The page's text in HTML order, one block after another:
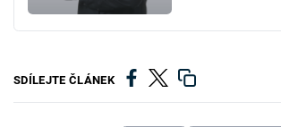
SDÍLEJTE ČLÁNEK